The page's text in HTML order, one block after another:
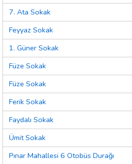
7. Ata Sokak
Feyyaz Sokak
1. Güner Sokak
Füze Sokak
Füze Sokak
Ferik Sokak
Faydalı Sokak
Ümit Sokak
Pınar Mahallesi 6 Otobüs Durağı